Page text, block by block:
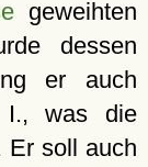
geweihten
dessen
er auch
I., was die
Er soll auch